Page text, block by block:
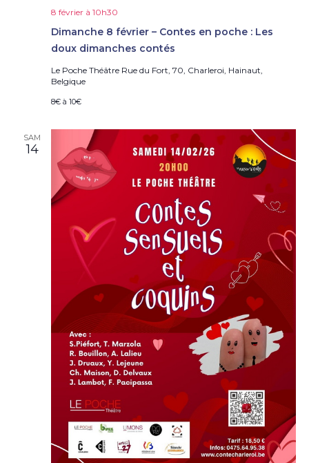
Dimanche 8 février – Contes en poche : Les
doux dimanches contés
8 février à 10h30
Le Poche Théâtre Rue du Fort, 70, Charleroi, Hainaut,
Belgique
8€ à 10€
SAM
14